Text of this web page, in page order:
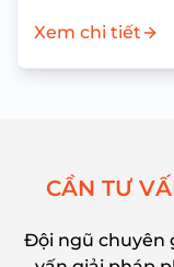
Xem chi tiết
CẦN TƯ VẤ
Đội ngũ chuyên